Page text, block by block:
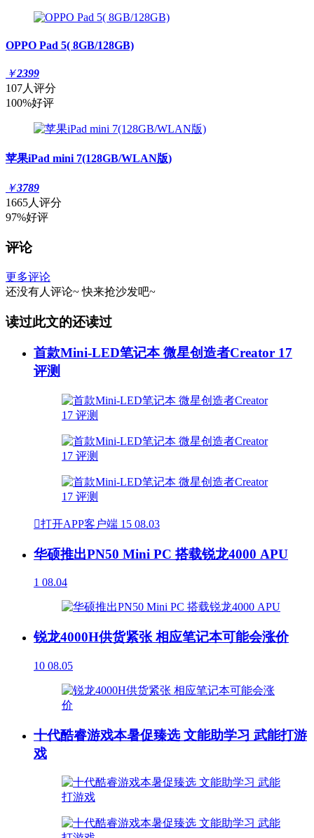
OPPO Pad 5( 8GB/128GB)
￥2399
107人评分
100%好评
苹果iPad mini 7(128GB/WLAN版)
￥3789
1665人评分
97%好评
评论
更多评论
还没有人评论~ 快来抢沙发吧~
读过此文的还读过
首款Mini-LED笔记本 微星创造者Creator 17
评测
打开APP客户端 15 08.03
华硕推出PN50 Mini PC 搭载锐龙4000 APU
1 08.04
锐龙4000H供货紧张 相应笔记本可能会涨价
10 08.05
十代酷睿游戏本暑促臻选 文能助学习 武能打游
戏